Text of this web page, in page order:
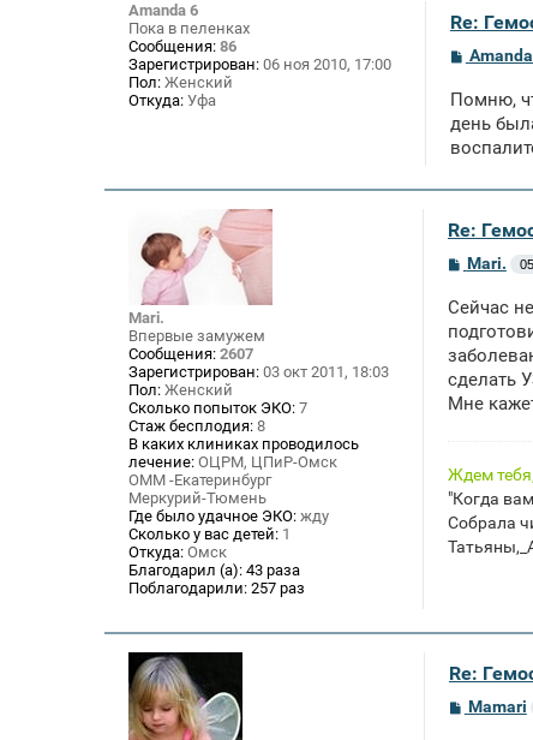
Amanda 6
Пока в пеленках
Сообщения: 86
Зарегистрирован: 06 ноя 2010, 17:00
Пол: Женский
Откуда: Уфа
Re:
С
б
щ
н
е
Помню,
день
Mari.
Впервые замужем
Сообщения: 2607
Зарегистрирован: 03 окт 2011, 18:03
Пол: Женский
Сколько попыток ЭКО: 7
Стаж бесплодия: 8
В каких клиниках проводилось
лечение: ОЦРМ, ЦПиР-Омск
ОММ -Екатеринбург
Меркурий-Тюмень
Где было удачное ЭКО: жду
Сколько у вас детей: 1
Откуда: Омск
Благодарил (а): 43 раза
Поблагодарили: 257 раз
Re:
С
б
щ
е
н
и
е
Mari.
Сейчас
сделать
Мне
Ждем
"Когда
Собрала
Re:
СMamari